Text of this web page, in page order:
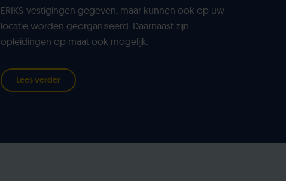
ERIKS-vestigingen gegeven, maar kunnen ook op uw
locatie worden georganiseerd. Daarnaast zijn
opleidingen op maat ook mogelijk.
Lees verder